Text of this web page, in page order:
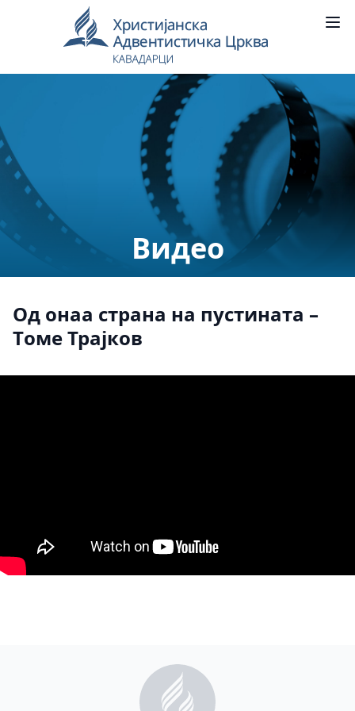
Видео
Од онаа страна на пустината –
Tоме Трајков